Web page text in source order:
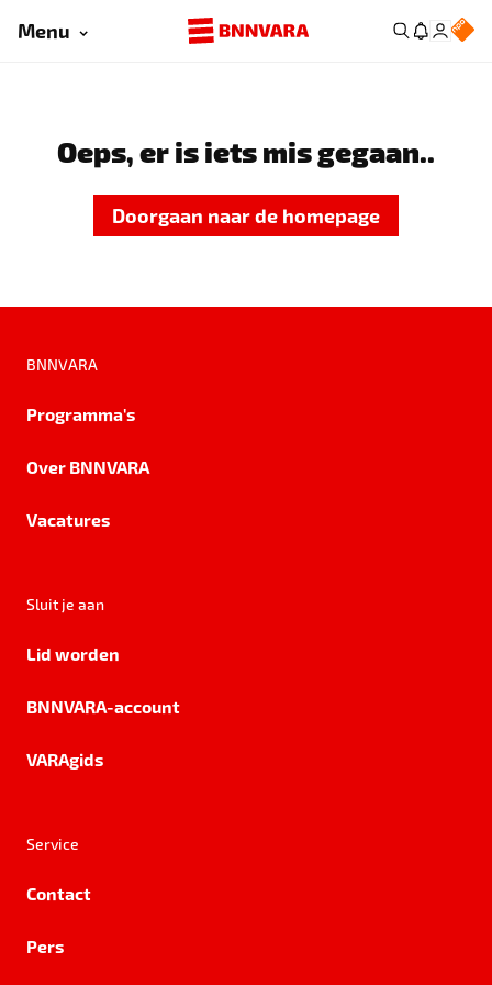
Menu
Oeps, er is iets mis gegaan..
Doorgaan naar de homepage
BNNVARA
Programma's
Over BNNVARA
Vacatures
Sluit je aan
Lid worden
BNNVARA-account
VARAgids
Service
Contact
Pers